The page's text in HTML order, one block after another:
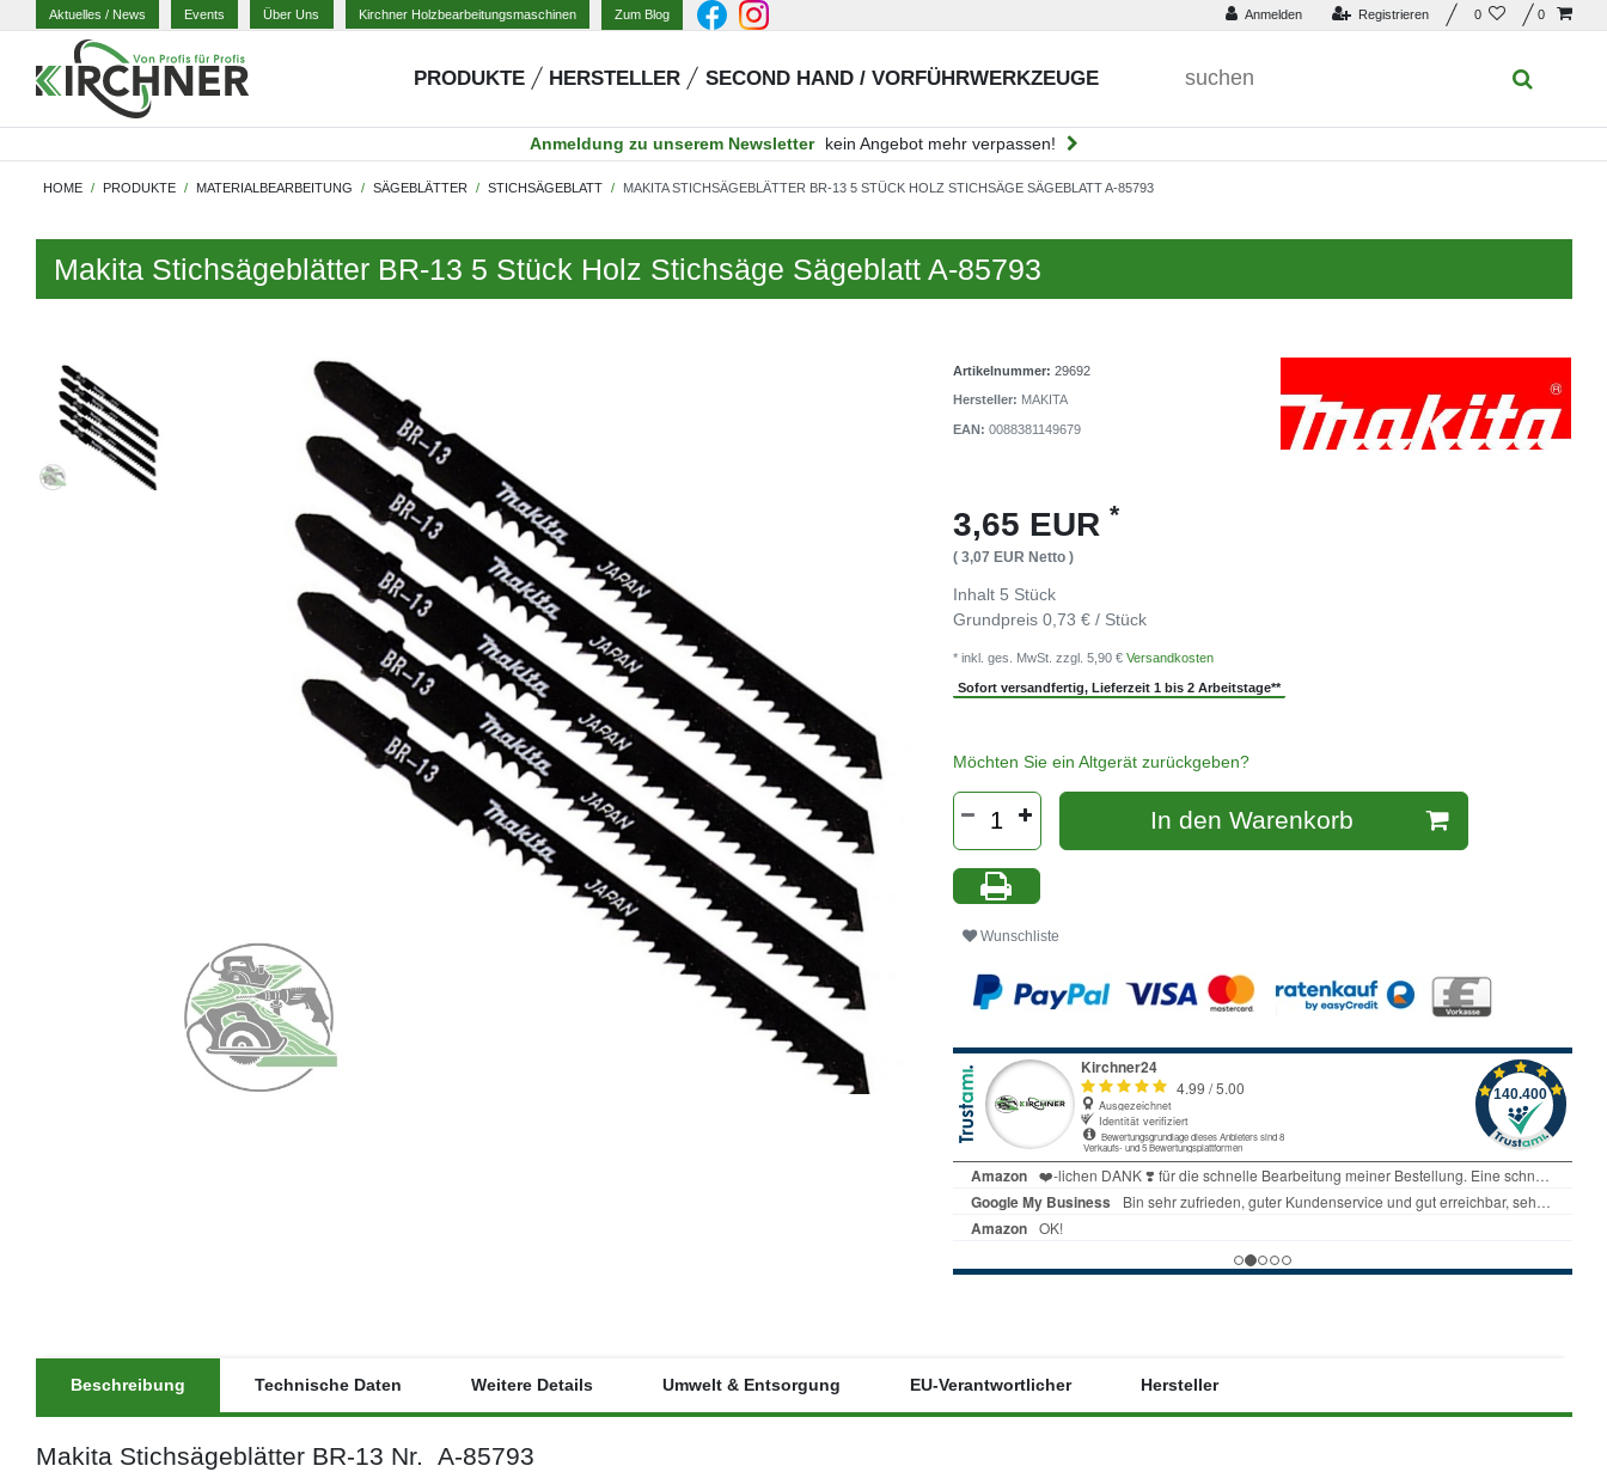
Anmelden Registrieren 0 0
Aktuelles / News Events Über Uns Kirchner Holzbearbeitungsmaschinen Zum Blog
PRODUKTE HERSTELLER SECOND HAND / VORFÜHRWERKZEUGE
Anmeldung zu unserem Newsletter kein Angebot mehr verpassen!
HOME PRODUKTE MATERIALBEARBEITUNG SÄGEBLÄTTER STICHSÄGEBLATT MAKITA STICHSÄGEBLÄTTER BR-13 5 STÜCK HOLZ STICHSÄGE SÄGEBLATT A-85793
Makita Stichsägeblätter BR-13 5 Stück Holz Stichsäge Sägeblatt A-85793
Artikelnummer: 29692
Hersteller: MAKITA
EAN: 0088381149679
3,65 EUR *
( 3,07 EUR Netto )
Inhalt 5 Stück
Grundpreis 0,73 € / Stück
* inkl. ges. MwSt. zzgl. 5,90 € Versandkosten
Sofort versandfertig, Lieferzeit 1 bis 2 Arbeitstage**
Möchten Sie ein Altgerät zurückgeben?
In den Warenkorb
Wunschliste
Beschreibung Technische Daten Weitere Details Umwelt & Entsorgung EU-Verantwortlicher Hersteller
Makita Stichsägeblätter BR-13 Nr. A-85793